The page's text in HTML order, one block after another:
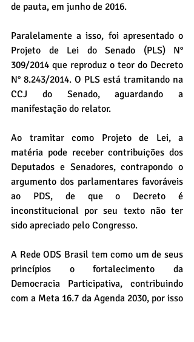
de pauta, em junho de 2016.
Paralelamente a isso, foi apresentado o
Projeto de Lei do Senado (PLS) N°
309/2014 que reproduz o teor do Decreto
N° 8.243/2014. O PLS está tramitando na
CCJ do Senado, aguardando a
manifestação do relator.
Ao tramitar como Projeto de Lei, a
matéria pode receber contribuições dos
Deputados e Senadores, contrapondo o
argumento dos parlamentares favoráveis
ao PDS, de que o Decreto é
inconstitucional por seu texto não ter
sido apreciado pelo Congresso.
A Rede ODS Brasil tem como um de seus
princípios o fortalecimento da
Democracia Participativa, contribuindo
com a Meta 16.7 da Agenda 2030, por isso